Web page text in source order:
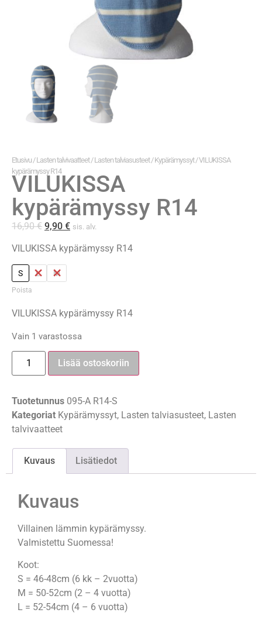
Etusivu /Lasten talvivaatteet/Lasten talviasusteet/Kypärämyssyt/ VILUKISSA
kypärämyssy R14
VILUKISSA
kypärämyssy R14
16,90€ 9,90 € sis. alv.
VILUKISSA kypärämyssy R14
S L M
Poista
VILUKISSA kypärämyssy R14
Vain 1 varastossa
Lisää ostoskoriin
Tuotetunnus 095-A R14-S
Kategoriat Kypärämyssyt, Lasten talviasusteet, Lasten
talvivaatteet
Kuvaus Lisätiedot
Kuvaus
Villainen lämmin kypärämyssy.
Valmistettu Suomessa!
Koot:
S = 46-48cm (6 kk – 2vuotta)
M = 50-52cm (2 – 4 vuotta)
L = 52-54cm (4 – 6 vuotta)